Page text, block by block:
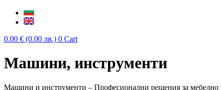
0.00 € (0.00 лв.) 0 Cart
Машини, инструменти
Машини и инструменти – Професионални решения за мебелно